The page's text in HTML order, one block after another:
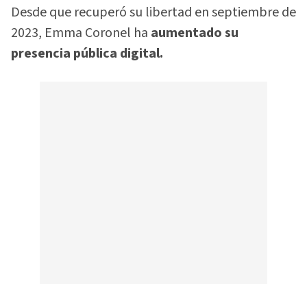
Desde que recuperó su libertad en septiembre de
2023, Emma Coronel ha aumentado su
presencia pública digital.